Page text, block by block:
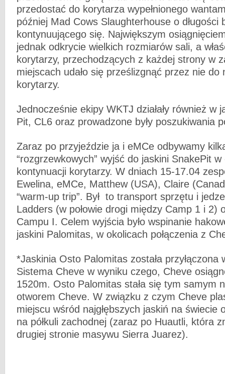
przedostać do korytarza wypełnionego
później Mad Cows Slaughterhouse o długości
kontynuującego się. Największym
jednak odkrycie wielkich rozmiarów sali, a
korytarzy, przechodzących z każdej strony w
miejscach udało się prześlizgnąć przez nie do
korytarzy.
Jednocześnie ekipy WKTJ działały również w
Pit, CL6 oraz prowadzone były poszukiwania
Zaraz po przyjeździe ja i eMCe odbywamy
“rozgrzewkowych” wyjść do jaskini SnakePit
kontynuacji korytarzy. W dniach 15-17.04
Ewelina, eMCe, Matthew (USA), Claire
“warm-up trip”. Był to transport sprzętu i
Ladders (w połowie drogi między Camp 1 i 2)
Campu I. Celem wyjścia było wspinanie
jaskini Palomitas, w okolicach połączenia z
*Jaskinia Osto Palomitas została przyłączona
Sistema Cheve w wyniku czego, Cheve
1520m. Osto Palomitas stała się tym samym
otworem Cheve. W związku z czym Cheve
miejscu wśród najgłębszych jaskiń na świecie
na półkuli zachodnej (zaraz po Huautli, która
drugiej stronie masywu Sierra Juarez).